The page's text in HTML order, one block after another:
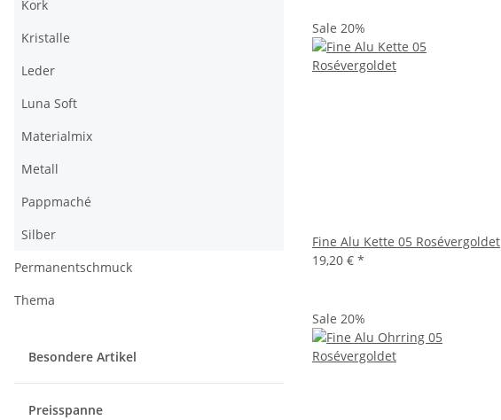
Sale 20%
Fine Alu Kette 05 Rosévergoldet
19,20 € *
Sale 20%
Kork
Kristalle
Leder
Luna Soft
Materialmix
Metall
Pappmaché
Silber
Permanentschmuck
Thema
Besondere Artikel
Preisspanne